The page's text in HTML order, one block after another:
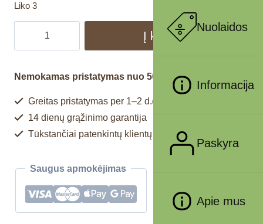
Nuolaidos
Informacija
Paskyra
Apie mus
Liko 3
Į krepšelį
Nemokamas pristatymas nuo 50€
Greitas pristatymas per 1–2 d.d.
14 dienų grąžinimo garantija
Tūkstančiai patenkintų klientų
Saugus apmokėjimas